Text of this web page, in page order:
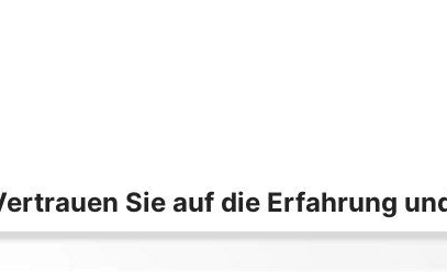
Sie auf die Erfahrung